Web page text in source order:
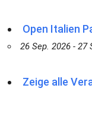
Open Italien
26 Sep. 2026 - 27
Zeige alle